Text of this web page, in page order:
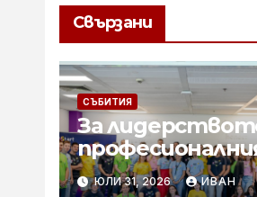
Свързани
СЪБИТИЯ
За
път „от
ЮЛИ 31, 2026 ИВАН